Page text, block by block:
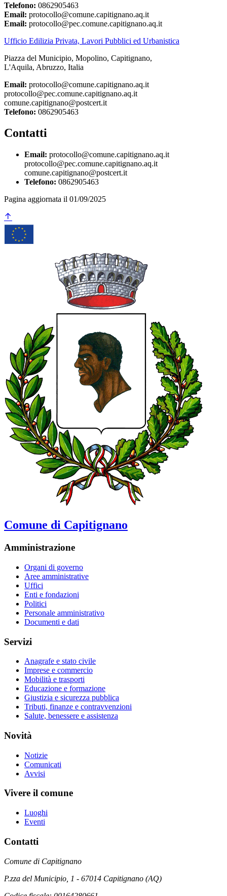
Telefono: 0862905463
Email: protocollo@comune.capitignano.aq.it
Email: protocollo@pec.comune.capitignano.aq.it
Ufficio Edilizia Privata, Lavori Pubblici ed Urbanistica
Piazza del Municipio, Mopolino, Capitignano,
L'Aquila, Abruzzo, Italia
Email: protocollo@comune.capitignano.aq.it
protocollo@pec.comune.capitignano.aq.it
comune.capitignano@postcert.it
Telefono: 0862905463
Contatti
Email: protocollo@comune.capitignano.aq.it
protocollo@pec.comune.capitignano.aq.it
comune.capitignano@postcert.it
Telefono: 0862905463
Pagina aggiornata il 01/09/2025
Comune di Capitignano
Amministrazione
Organi di governo
Aree amministrative
Uffici
Enti e fondazioni
Politici
Personale amministrativo
Documenti e dati
Servizi
Anagrafe e stato civile
Imprese e commercio
Mobilità e trasporti
Educazione e formazione
Giustizia e sicurezza pubblica
Tributi, finanze e contravvenzioni
Salute, benessere e assistenza
Novità
Notizie
Comunicati
Avvisi
Vivere il comune
Luoghi
Eventi
Contatti
Comune di Capitignano
P.zza del Municipio, 1 - 67014 Capitignano (AQ)